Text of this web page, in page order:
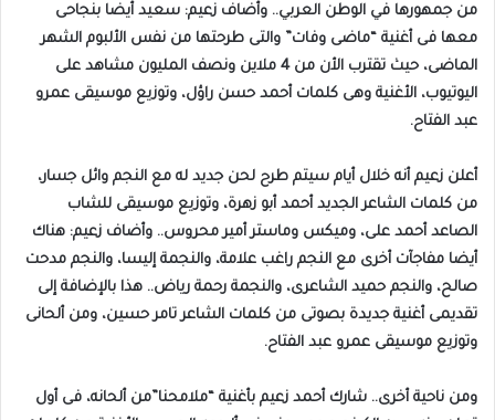
من جمهورها في الوطن العربي.. وأضاف زعيم: سعيد أيضا بنجاحى
معها فى أغنية “ماضى وفات” والتى طرحتها من نفس الألبوم الشهر
الماضى، حيث تقترب الأن من 4 ملاين ونصف المليون مشاهد على
اليوتيوب، الأغنية وهى كلمات أحمد حسن راؤل، وتوزيع موسيقى عمرو
عبد الفتاح.
أعلن زعيم أنه خلال أيام سيتم طرح لحن جديد له مع النجم وائل جسار،
من كلمات الشاعر الجديد أحمد أبو زهرة، وتوزيع موسيقى للشاب
الصاعد أحمد على، وميكس وماستر أمير محروس.. وأضاف زعيم: هناك
أيضا مفاجآت أخرى مع النجم راغب علامة، والنجمة إليسا، والنجم مدحت
صالح، والنجم حميد الشاعرى، والنجمة رحمة رياض.. هذا بالإضافة إلى
تقديمى أغنية جديدة بصوتى من كلمات الشاعر تامر حسين، ومن ألحانى
وتوزيع موسيقى عمرو عبد الفتاح.
ومن ناحية أخرى.. شارك أحمد زعيم بأغنية “ملامحنا”من ألحانه، فى أول